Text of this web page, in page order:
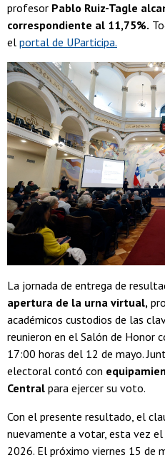
profesor Pablo Ruiz-Tagle
correspondiente al 11,75%.
el portal de UParticipa.
La jornada de entrega de
apertura de la urna virtual,
académicos custodios de las
reunieron en el Salón de Honor
17:00 horas del 12 de mayo.
electoral contó con
Central para ejercer su voto.
Con el presente resultado, el
nuevamente a votar, esta vez
2026. El próximo viernes 15 de